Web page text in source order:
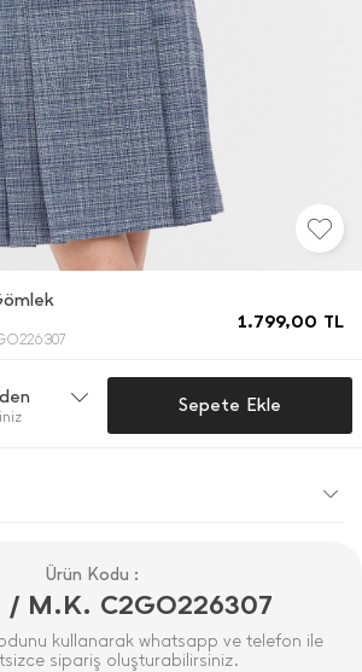
1.799,00 TL
Sepete Ekle
Ürün Kodu :
/ M.K. C2GO226307
kullanarak whatsapp ve telefon ile
sipariş oluşturabilirsiniz.